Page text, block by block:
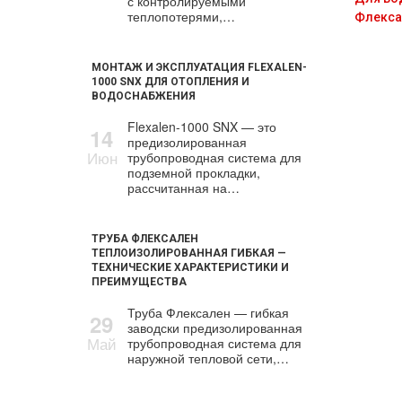
теплопотерями,…
МОНТАЖ И ЭКСПЛУАТАЦИЯ FLEXALEN-
1000 SNX ДЛЯ ОТОПЛЕНИЯ И
ВОДОСНАБЖЕНИЯ
14
Июн
Flexalen-1000 SNX — это
предизолированная
трубопроводная система для
подземной прокладки,
рассчитанная на…
ТРУБА ФЛЕКСАЛЕН
ТЕПЛОИЗОЛИРОВАННАЯ ГИБКАЯ —
ТЕХНИЧЕСКИЕ ХАРАКТЕРИСТИКИ И
ПРЕИМУЩЕСТВА
29
Май
Труба Флексален — гибкая
заводски предизолированная
трубопроводная система для
наружной тепловой сети,…